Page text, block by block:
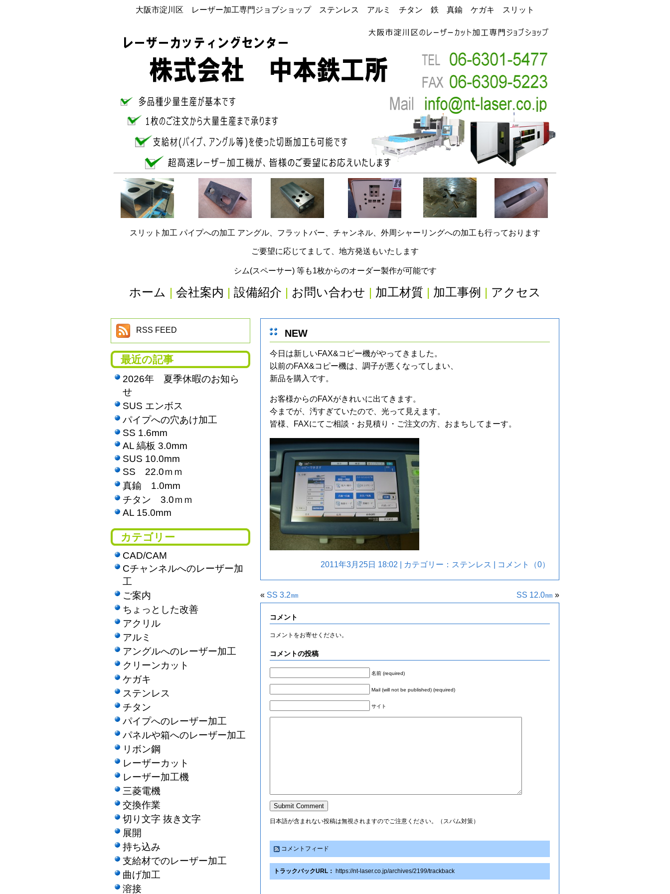
大阪市淀川区 レーザー加工専門ジョブショップ ステンレス アルミ チタン 鉄 真鍮 ケガキ スリット
スリット加工 パイプへの加工 アングル、フラットバー、チャンネル、外周シャーリングへの加工も行っております
ご要望に応じてまして、地方発送もいたします
シム(スペーサー) 等も1枚からのオーダー製作が可能です
ホーム | 会社案内 | 設備紹介 | お問い合わせ | 加工材質 | 加工事例 | アクセス
NEW
今日は新しいFAX&コピー機がやってきました。
以前のFAX&コピー機は、調子が悪くなってしまい、
新品を購入です。
お客様からのFAXがきれいに出てきます。
今までが、汚すぎていたので、光って見えます。
皆様、FAXにてご相談・お見積り・ご注文の方、おまちしてまーす。
2011年3月25日 18:02 | カテゴリー： ステンレス コメント（0）
« SS 3.2㎜ SS 12.0㎜ »
コメント
コメントをお寄せください。
コメントの投稿
名前 (required)
Mail (will not be published) (required)
サイト
日本語が含まれない投稿は無視されますのでご注意ください。（スパム対策）
コメントフィード
トラックバックURL： https://nt-laser.co.jp/archives/2199/trackback
RSS FEED
最近の記事
2026年 夏季休暇のお知ら
せ
SUS エンボス
パイプへの穴あけ加工
SS 1.6mm
AL 縞板 3.0mm
SUS 10.0mm
SS 22.0ｍｍ
真鍮 1.0mm
チタン 3.0ｍｍ
AL 15.0mm
カテゴリー
CAD/CAM
Cチャンネルへのレーザー加
工
ご案内
ちょっとした改善
アクリル
アルミ
アングルへのレーザー加工
クリーンカット
ケガキ
ステンレス
チタン
パイプへのレーザー加工
パネルや箱へのレーザー加工
リボン鋼
レーザーカット
レーザー加工機
三菱電機
交換作業
切り文字 抜き文字
展開
持ち込み
支給材でのレーザー加工
曲げ加工
溶接